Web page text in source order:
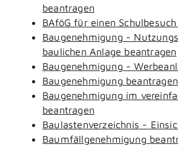
beantragen
BAföG für einen
Baugenehmigung -
baulichen Anlage beantragen
Baugenehmigung -
Baugenehmigung beantragen
Baugenehmigung im
beantragen
Baulastenverzeichnis -
Baumfällgenehmigung